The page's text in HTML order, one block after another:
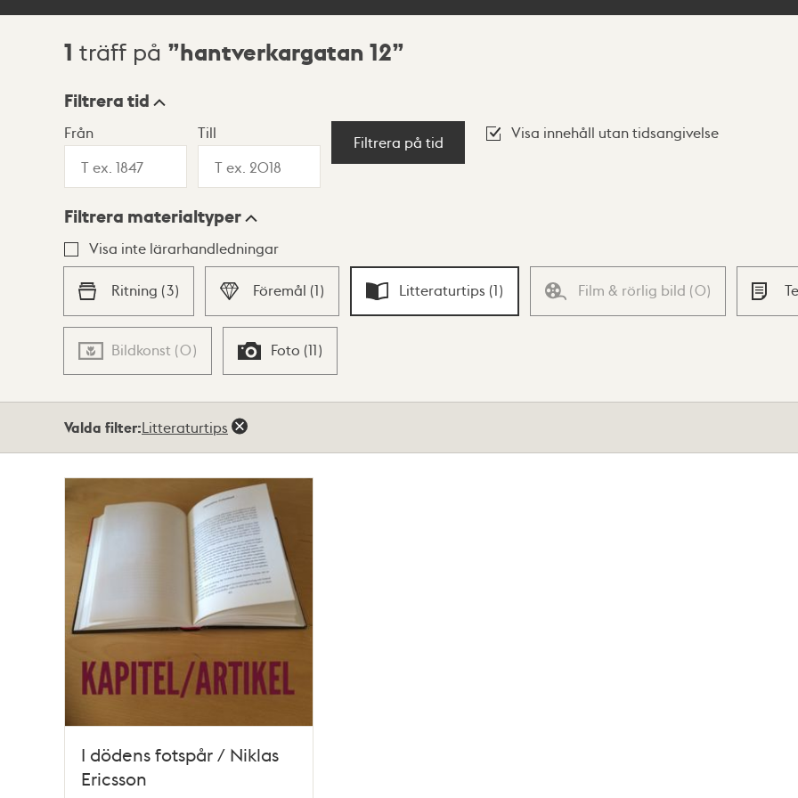
Sökresultat
1 träff på hantverkargatan 12
Visningsläge
Lista Karta
Filtrera tid
Från Till
Filtrera på tid
Visa innehåll utan tidsangivelse
Filtrera materialtyper
Visa inte lärarhandledningar
Ritning (3) Föremål (1) Litteraturtips (1) Film & rörlig bild (0)
Bildkonst (0) Foto (11)
Valda filter:Litteraturtips
I dödens fotspår / Niklas
Ericsson